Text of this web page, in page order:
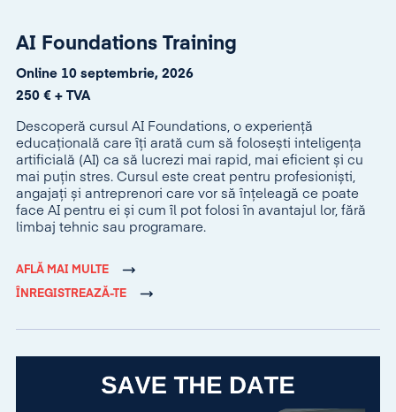
AI Foundations Training
Online 10 septembrie, 2026
250 € + TVA
Descoperă cursul AI Foundations, o experiență
educațională care îți arată cum să folosești inteligența
artificială (AI) ca să lucrezi mai rapid, mai eficient și cu
mai puțin stres. Cursul este creat pentru profesioniști,
angajați și antreprenori care vor să înțeleagă ce poate
face AI pentru ei și cum îl pot folosi în avantajul lor, fără
limbaj tehnic sau programare.
AFLĂ MAI MULTE
ÎNREGISTREAZĂ-TE